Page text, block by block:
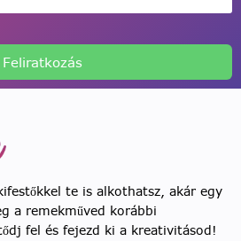
Feliratkozás
te is alkothatsz, akár egy
a remekműved korábbi
fel és fejezd ki a kreativitásod!